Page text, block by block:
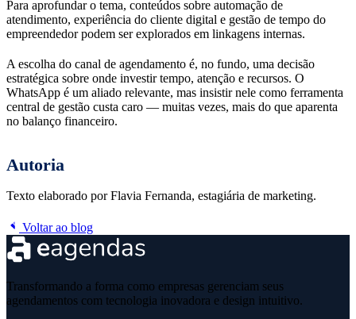
Para aprofundar o tema, conteúdos sobre automação de
atendimento, experiência do cliente digital e gestão de tempo do
empreendedor podem ser explorados em linkagens internas.
A escolha do canal de agendamento é, no fundo, uma decisão
estratégica sobre onde investir tempo, atenção e recursos. O
WhatsApp é um aliado relevante, mas insistir nele como ferramenta
central de gestão custa caro — muitas vezes, mais do que aparenta
no balanço financeiro.
Autoria
Texto elaborado por Flavia Fernanda, estagiária de marketing.
Voltar ao blog
Transformando a forma como empresas gerenciam seus
agendamentos com tecnologia inovadora e design intuitivo.